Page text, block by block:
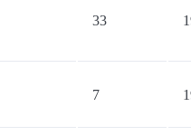
33
7